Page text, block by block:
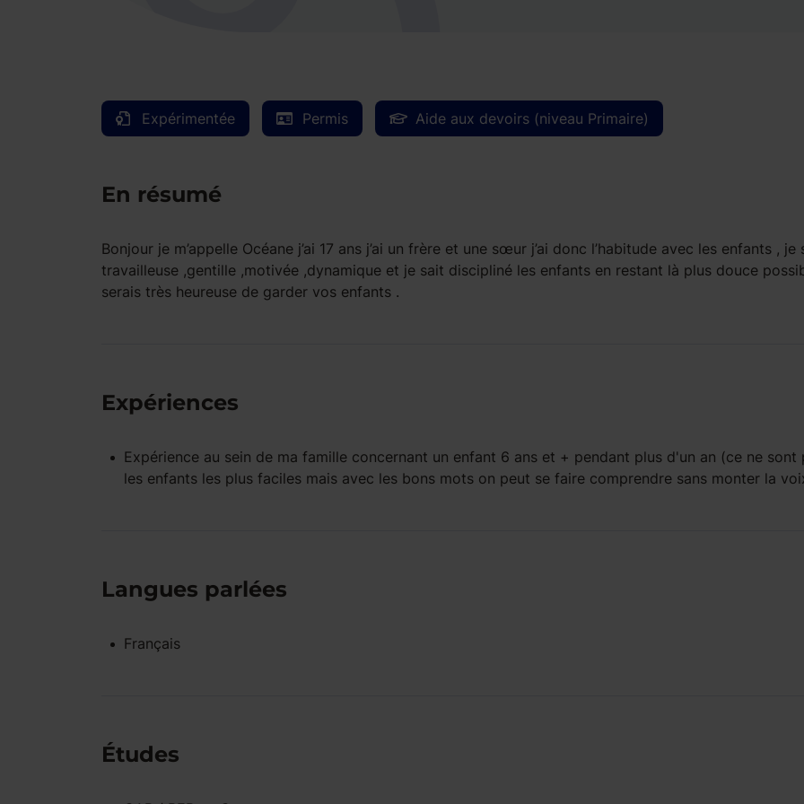
Expérimentée Permis Aide aux devoirs (niveau Primaire)
En résumé
Bonjour je m’appelle Océane j’ai 17 ans j’ai un frère et une sœur j’ai donc l’habitude avec les enfants , je
travailleuse ,gentille ,motivée ,dynamique et je sait discipliné les enfants en restant là plus douce
serais très heureuse de garder vos enfants .
Expériences
Expérience au sein de ma familleconcernant un enfant 6 ans et + pendant plus d'un an (ce ne sont
les enfants les plus faciles mais avec les bons mots on peut se faire comprendre sans monter la
Langues parlées
Français
Études